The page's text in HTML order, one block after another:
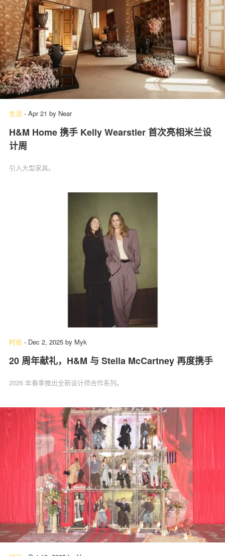
生活 - Apr 21 by Near
H&M Home 携手 Kelly Wearstler 首次亮相米兰设
计周
引入大型家具。
时尚 - Dec 2, 2025 by Myk
20 周年献礼，H&M 与 Stella McCartney 再度携手
2026 年春季推出全新设计师合作系列。